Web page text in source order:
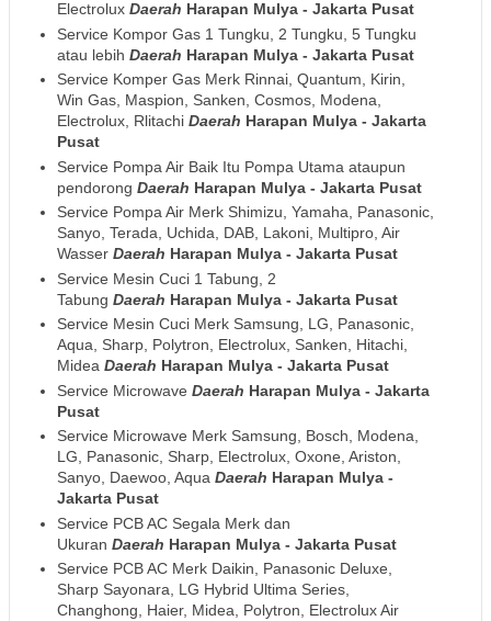
Electrolux Daerah Harapan Mulya - Jakarta Pusat
Service Kompor Gas 1 Tungku, 2 Tungku, 5 Tungku
atau lebih Daerah Harapan Mulya - Jakarta Pusat
Service Komper Gas Merk Rinnai, Quantum, Kirin,
Win Gas, Maspion, Sanken, Cosmos, Modena,
Electrolux, Rlitachi Daerah Harapan Mulya - Jakarta
Pusat
Service Pompa Air Baik Itu Pompa Utama ataupun
pendorong Daerah Harapan Mulya - Jakarta Pusat
Service Pompa Air Merk Shimizu, Yamaha, Panasonic,
Sanyo, Terada, Uchida, DAB, Lakoni, Multipro, Air
Wasser Daerah Harapan Mulya - Jakarta Pusat
Service Mesin Cuci 1 Tabung, 2
Tabung Daerah Harapan Mulya - Jakarta Pusat
Service Mesin Cuci Merk Samsung, LG, Panasonic,
Aqua, Sharp, Polytron, Electrolux, Sanken, Hitachi,
Midea Daerah Harapan Mulya - Jakarta Pusat
Service Microwave Daerah Harapan Mulya - Jakarta
Pusat
Service Microwave Merk Samsung, Bosch, Modena,
LG, Panasonic, Sharp, Electrolux, Oxone, Ariston,
Sanyo, Daewoo, Aqua Daerah Harapan Mulya -
Jakarta Pusat
Service PCB AC Segala Merk dan
Ukuran Daerah Harapan Mulya - Jakarta Pusat
Service PCB AC Merk Daikin, Panasonic Deluxe,
Sharp Sayonara, LG Hybrid Ultima Series,
Changhong, Haier, Midea, Polytron, Electrolux Air